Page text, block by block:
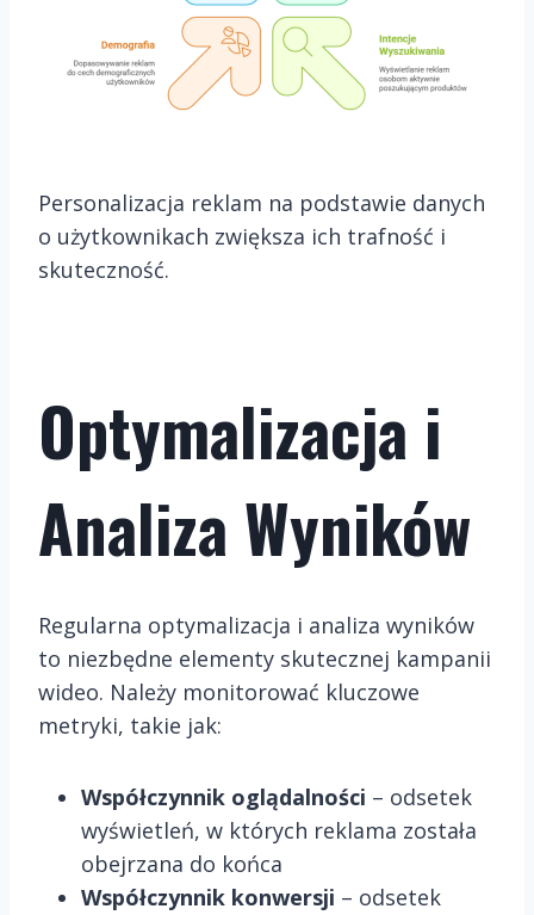
Personalizacja reklam na podstawie danych
o użytkownikach zwiększa ich trafność i
skuteczność.
Optymalizacja i
Analiza Wyników
Regularna optymalizacja i analiza wyników
to niezbędne elementy skutecznej kampanii
wideo. Należy monitorować kluczowe
metryki, takie jak:
Współczynnik oglądalności – odsetek
wyświetleń, w których reklama została
obejrzana do końca
Współczynnik konwersji – odsetek